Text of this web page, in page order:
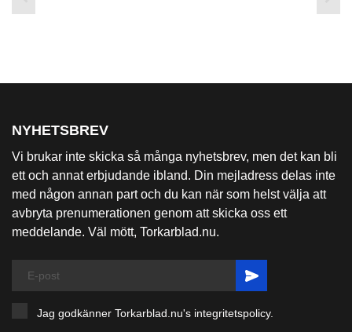
NYHETSBREV
Vi brukar inte skicka så många nyhetsbrev, men det kan bli
ett och annat erbjudande ibland. Din mejladress delas inte
med någon annan part och du kan när som helst välja att
avbryta prenumerationen genom att skicka oss ett
meddelande. Väl mött, Torkarblad.nu.
Jag godkänner Torkarblad.nu's integritetspolicy.